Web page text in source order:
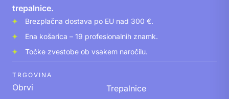
trepalnice.
Brezplačna dostava po EU nad 300 €.
Ena košarica – 19 profesionalnih znamk.
Točke zvestobe ob vsakem naročilu.
TRGOVINA
Obrvi
Trepalnice